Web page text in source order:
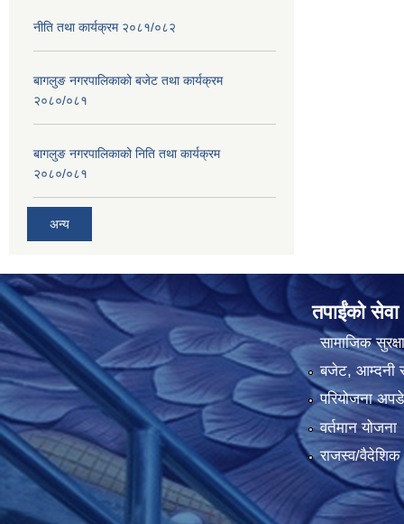
नीति तथा कार्यक्रम २०८१/०८२
बागलुङ नगरपालिकाको बजेट तथा कार्यक्रम
२०८०/०८१
बागलुङ नगरपालिकाको निति तथा कार्यक्रम
२०८०/०८१
अन्य
तपाईंको सेवा
सामाजिक सुरक्षा
बजेट, आम्दनी
परियोजना
वर्तमान योजना
राजस्व/वैदेशिक